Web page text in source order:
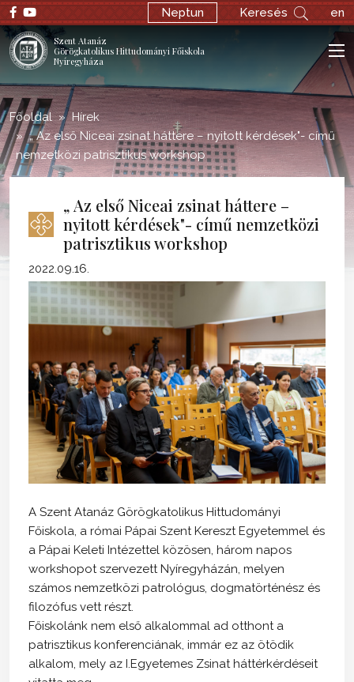
; Neptun Keresés en
Szent Atanáz
Görögkatolikus Hittudományi Főiskola
Nyíregyháza
Főoldal
Hírek
„ Az első Niceai zsinat háttere – nyitott kérdések"- című
nemzetközi patrisztikus workshop
„ Az első Niceai zsinat háttere –
nyitott kérdések"- című nemzetközi
patrisztikus workshop
2022.09.16.
A Szent Atanáz Görögkatolikus Hittudományi
Főiskola, a római Pápai Szent Kereszt Egyetemmel és
a Pápai Keleti Intézettel közösen, három napos
workshopot szervezett Nyíregyházán, melyen
számos nemzetközi patrológus, dogmatörténész és
filozófus vett részt.
Főiskolánk nem első alkalommal ad otthont a
patrisztikus konferenciának, immár ez az ötödik
alkalom, mely az I.Egyetemes Zsinat háttérkérdéseit